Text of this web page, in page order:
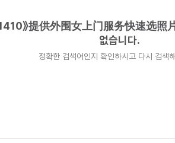
》提供外围女上门服务快速选
없습니다.
정확한 검색어인지 확인하시고 다시 검색